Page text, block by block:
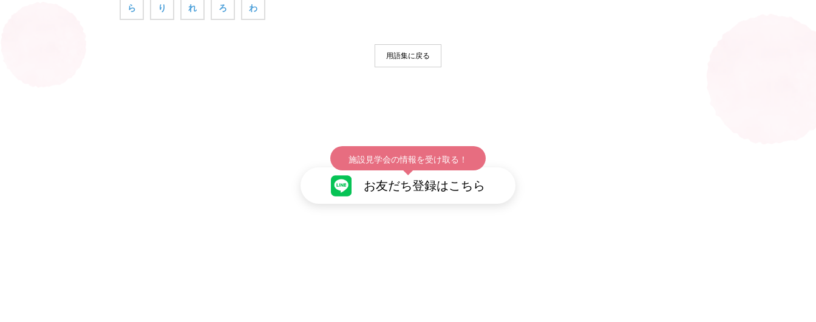
ら り れ ろ わ
用語集に戻る
施設見学会の情報を受け取る！
お友だち登録はこちら